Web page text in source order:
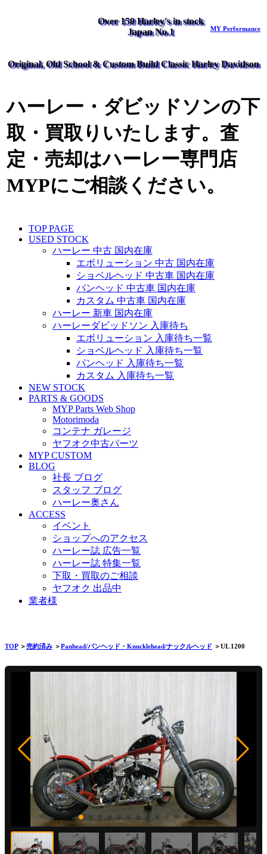
Over 150 Harley's in stock
Japan No.1
MY Performance
Original, Old School & Custom Build Classic Harley Davidson
ハーレー・ダビッドソンの下
取・買取りいたします。査
定・売却はハーレー専門店
MYPにご相談ください。
TOP PAGE
USED STOCK
ハーレー 中古 国内在庫
エボリューション 中古 国内在庫
ショベルヘッド 中古車 国内在庫
パンヘッド 中古車 国内在庫
カスタム 中古車 国内在庫
ハーレー 新車 国内在庫
ハーレーダビッドソン 入庫待ち
エボリューション 入庫待ち一覧
ショベルヘッド 入庫待ち一覧
パンヘッド 入庫待ち一覧
カスタム 入庫待ち一覧
NEW STOCK
PARTS & GOODS
MYP Parts Web Shop
Motorimoda
コンテナ ガレージ
ヤフオク中古パーツ
MYP CUSTOM
BLOG
社長 ブログ
スタッフ ブログ
ハーレー奥さん
ACCESS
イベント
ショップへのアクセス
ハーレー誌 広告一覧
ハーレー誌 特集一覧
下取・買取のご相談
ヤフオク 出品中
業者様
TOP＞売約済み ＞Panhead/パンヘッド・Knucklehead/ナックルヘッド ＞UL 1200